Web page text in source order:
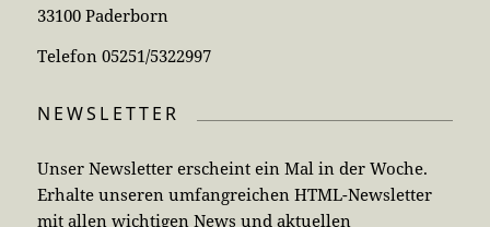
33100 Paderborn
Telefon 05251/5322997
NEWSLETTER
Unser Newsletter erscheint ein Mal in der Woche.
Erhalte unseren umfangreichen HTML-Newsletter
mit allen wichtigen News und aktuellen